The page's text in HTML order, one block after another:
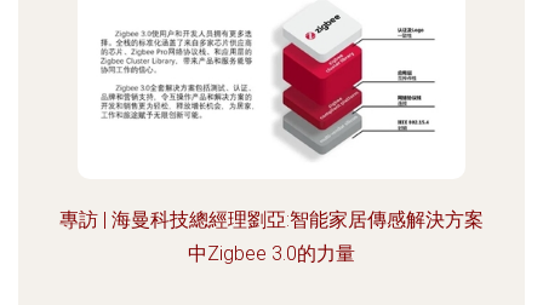
專訪 | 海曼科技總經理劉亞:智能家居傳感解決方案
中Zigbee 3.0的力量